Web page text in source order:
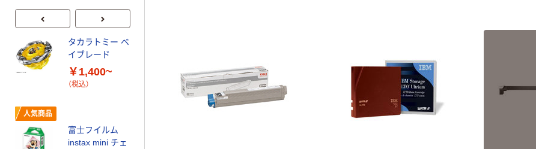
タカラトミー ベ
イブレード
￥1,400~
（税込）
人気商品
富士フイルム
instax mini チェ
く ふせん
50×15mm
￥386~ （税込）
ニチバン セロテ
ープ 大巻
￥124~
人気商品